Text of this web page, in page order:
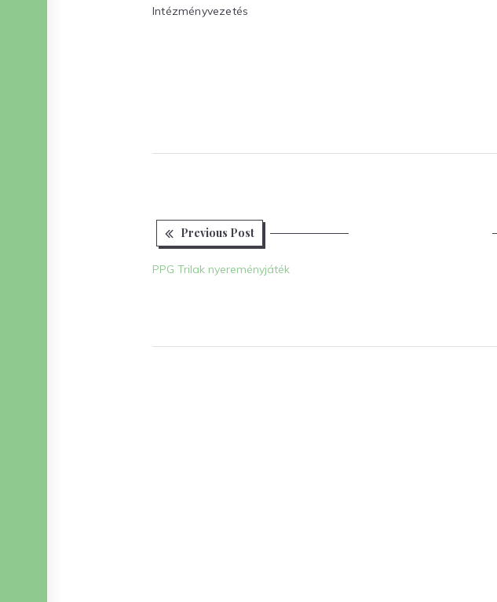
Intézményvezetés
Bejegyzés
navigáció
Previous Post
PPG Trilak nyereményjáték